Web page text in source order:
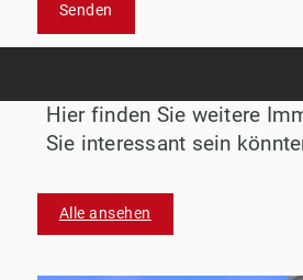
Senden
Hier finden Sie weitere
Sie interessant sein
Alle ansehen